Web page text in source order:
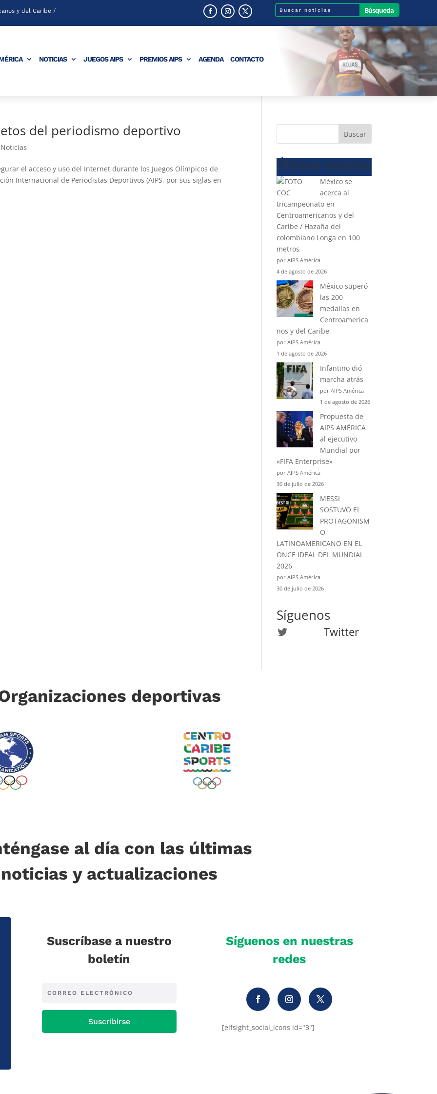
y del Caribe /
NOTICIAS JUEGOS AIPS PREMIOS AIPS AGENDA CONTACTO
del periodismo deportivo
Noticias
el acceso y uso del Internet durante los Juegos Olímpicos de
Internacional de Periodistas Deportivos (AIPS, por sus siglas en
Buscar
Últimas noticias
México se
acerca al
tricampeonato en
Centroamericanos y del
Caribe / Hazaña del
colombiano Longa en 100
metros
por AIPS América
4 de agosto de 2026
México superó
las 200
medallas en
Centroamerica
nos y del Caribe
por AIPS América
1 de agosto de 2026
Infantino dió
marcha atrás
por AIPS América
1 de agosto de 2026
Propuesta de
AIPS AMÉRICA
al ejecutivo
Mundial por
«FIFA Enterprise»
por AIPS América
30 de julio de 2026
MESSI
SOSTUVO EL
PROTAGONISM
O
LATINOAMERICANO EN EL
ONCE IDEAL DEL MUNDIAL
2026
por AIPS América
30 de julio de 2026
Síguenos
Twitter Twitter
deportivas
al día con las últimas
noticias y actualizaciones
Suscríbase a nuestro
boletín
Suscribirse
Síguenos en nuestras
redes
[elfsight_social_icons id="3"]